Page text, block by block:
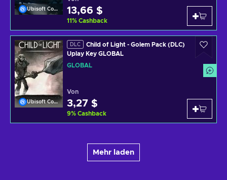
Ubisoft Connect 13,66 $
11% Cashback
Ubisoft Connect
DLC
Child of Light - Golem Pack (DLC)
Uplay Key GLOBAL
GLOBAL
Von
3,27 $
9% Cashback
Mehr laden